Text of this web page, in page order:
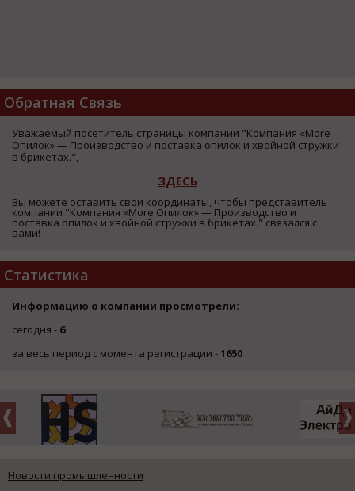
Обратная Связь
Уважаемый посетитель страницы компании "Компания «More
Опилок» — Производство и поставка опилок и хвойной стружки
в брикетах.",
ЗДЕСЬ
Вы можете оставить свои координаты, чтобы представитель
компании "Компания «More Опилок» — Производство и
поставка опилок и хвойной стружки в брикетах." связался с
вами!
Статистика
Информацию о компании просмотрели:
сегодня - 6
за весь период с момента регистрации -1650
Новости промышленности